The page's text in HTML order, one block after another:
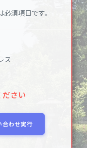
必須項目です。
ス
さい
合わせ実行